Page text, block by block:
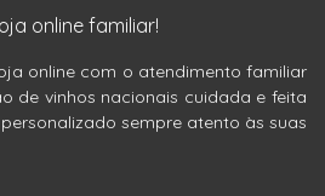
online familiar!
online com o atendimento familiar
de vinhos nacionais cuidada e feita
sempre atento às suas